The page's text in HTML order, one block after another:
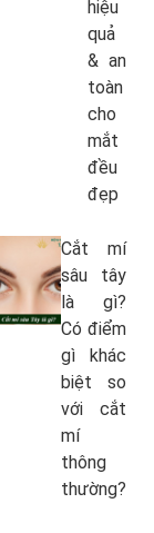
hiệu
quả
& an
toàn
cho
mắt
đều
đẹp
Cắt mí
sâu tây
là gì?
Có điểm
gì khác
biệt so
với cắt
mí
thông
thường?